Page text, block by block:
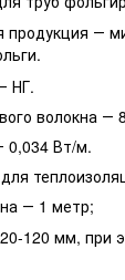
продукция ―
НГ.
волокна ―
0,034 Вт/м.
― 1 метр;
120 мм, при